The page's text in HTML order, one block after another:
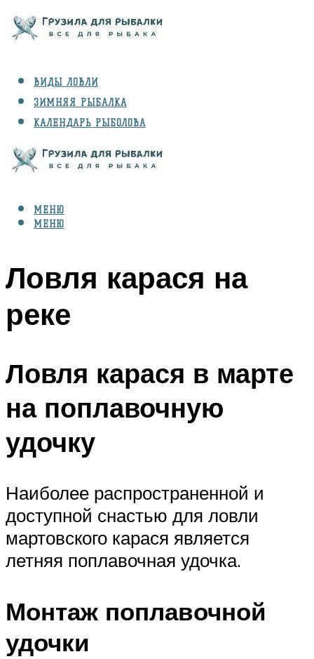
ВИДЫ ЛОВЛИ
ЗИМНЯЯ РЫБАЛКА
КАЛЕНДАРЬ РЫБОЛОВА
СНАРЯЖЕНИЕ
МЕНЮ
МЕНЮ
Ловля карася на
реке
Ловля карася в марте
на поплавочную
удочку
Наиболее распространенной и
доступной снастью для ловли
мартовского карася является
летняя поплавочная удочка.
Монтаж поплавочной
удочки